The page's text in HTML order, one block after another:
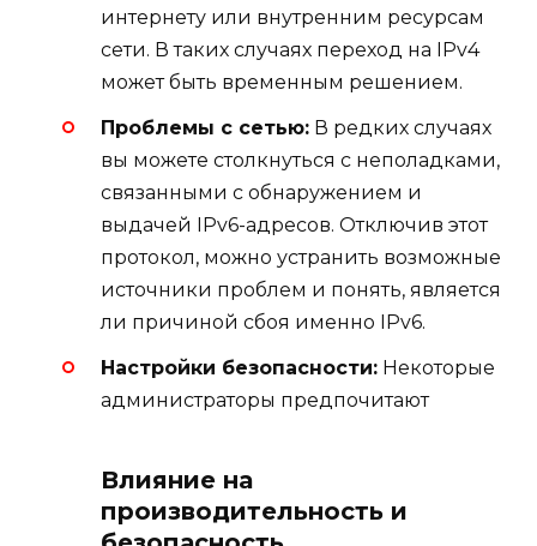
интернету или внутренним ресурсам
сети. В таких случаях переход на IPv4
может быть временным решением.
Проблемы с сетью: В редких случаях
вы можете столкнуться с неполадками,
связанными с обнаружением и
выдачей IPv6-адресов. Отключив этот
протокол, можно устранить возможные
источники проблем и понять, является
ли причиной сбоя именно IPv6.
Настройки безопасности: Некоторые
администраторы предпочитают
Влияние на
производительность и